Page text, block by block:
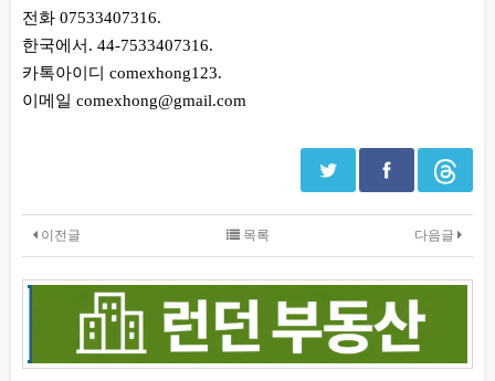
전화 07533407316.
한국에서. 44-7533407316.
카톡아이디 comexhong123.
이메일 comexhong@gmail.com
이전글 다음글
목록